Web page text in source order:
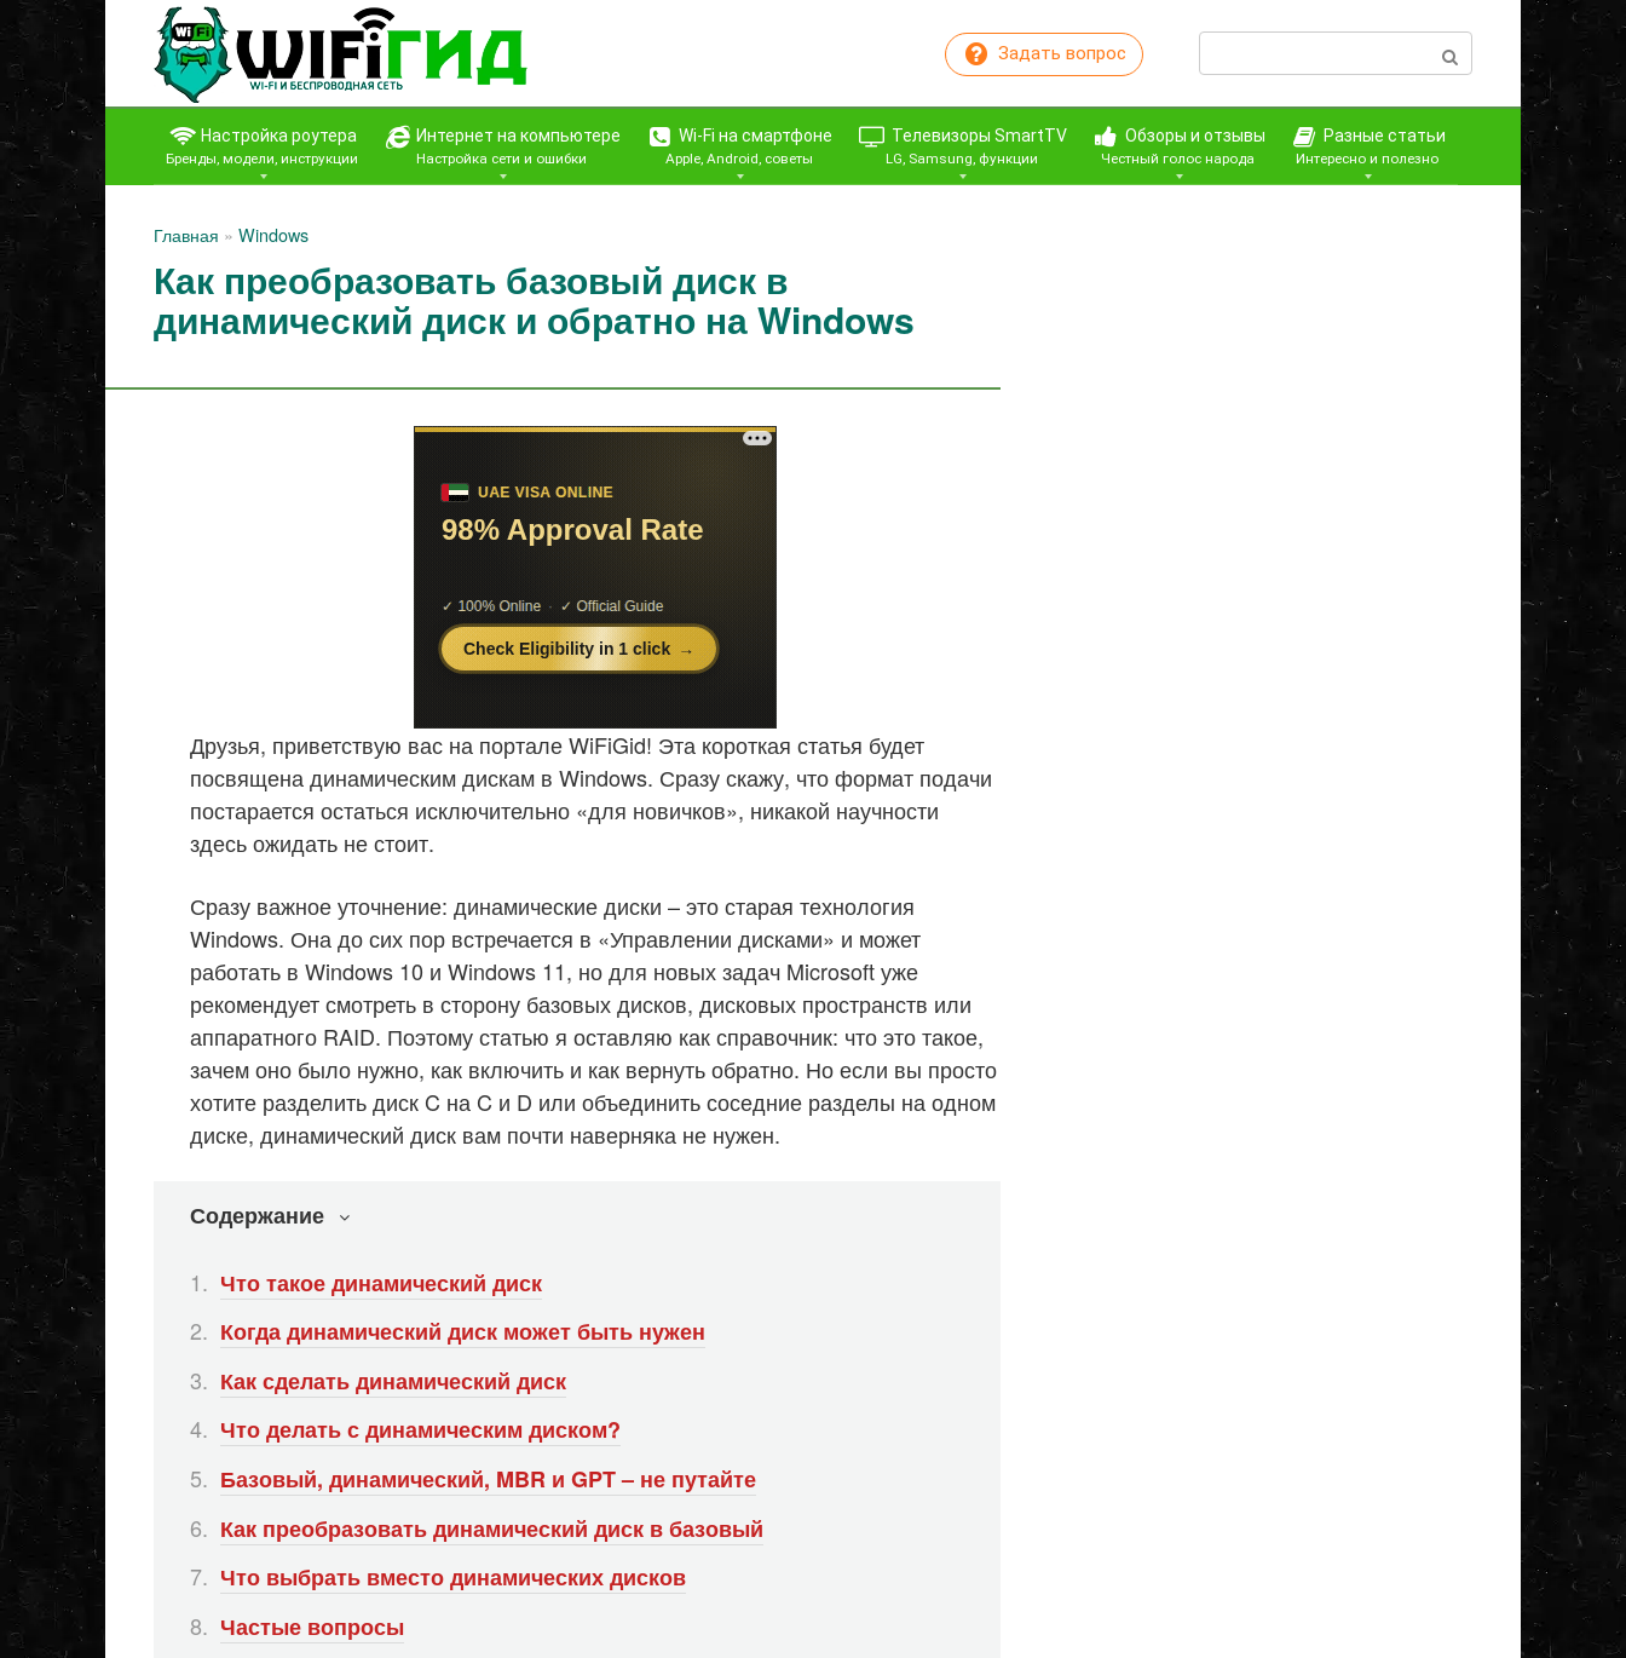
Перейти
контенту
Задать вопрос Поиск:
Настройка роутера
Бренды, модели, инструкции
Интернет на компьютере
Настройка сети и ошибки
Wi-Fi на смартфоне
Apple, Android, советы
Телевизоры SmartTV
LG, Samsung, функции
Обзоры и отзывы
Честный голос народа
Разные статьи
Интересно и полезно
Главная » Windows
Как преобразовать базовый диск в
динамический диск и обратно на Windows
Друзья, приветствую вас на портале WiFiGid! Эта короткая статья будет
посвящена динамическим дискам в Windows. Сразу скажу, что формат подачи
постарается остаться исключительно «для новичков», никакой научности
здесь ожидать не стоит.
Сразу важное уточнение: динамические диски – это старая технология
Windows. Она до сих пор встречается в «Управлении дисками» и может
работать в Windows 10 и Windows 11, но для новых задач Microsoft уже
рекомендует смотреть в сторону базовых дисков, дисковых пространств или
аппаратного RAID. Поэтому статью я оставляю как справочник: что это такое,
зачем оно было нужно, как включить и как вернуть обратно. Но если вы просто
хотите разделить диск C на C и D или объединить соседние разделы на одном
диске, динамический диск вам почти наверняка не нужен.
Содержание
Что такое динамический диск
Когда динамический диск может быть нужен
Как сделать динамический диск
Что делать с динамическим диском?
Базовый, динамический, MBR и GPT – не путайте
Как преобразовать динамический диск в базовый
Что выбрать вместо динамических дисков
Частые вопросы